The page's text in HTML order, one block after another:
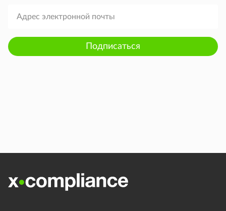
Подписаться